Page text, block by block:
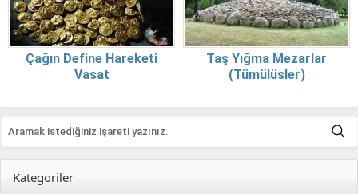
Çağın Define Hareketi
Vasat
Taş Yığma Mezarlar
(Tümülüsler)
Kategoriler